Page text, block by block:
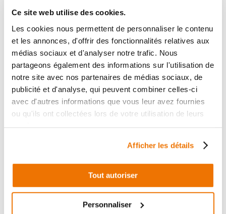
Ce site web utilise des cookies.
Les cookies nous permettent de personnaliser le contenu
et les annonces, d'offrir des fonctionnalités relatives aux
médias sociaux et d'analyser notre trafic. Nous
partageons également des informations sur l'utilisation de
notre site avec nos partenaires de médias sociaux, de
publicité et d'analyse, qui peuvent combiner celles-ci
avec d'autres informations que vous leur avez fournies
ou qu'ils ont collectées lors de votre utilisation de leurs
Afficher les détails
Tout autoriser
Personnaliser
+ de photos
BMW R 1250 GS 1250
2005 - 2010
Informations sur le véhicule
39,90 € TTC
en stock
Ajouter au panier
CARENAGE ARRIERE
BMW R 1250 GS 1250
2020 - 2020
Informations sur le véhicule